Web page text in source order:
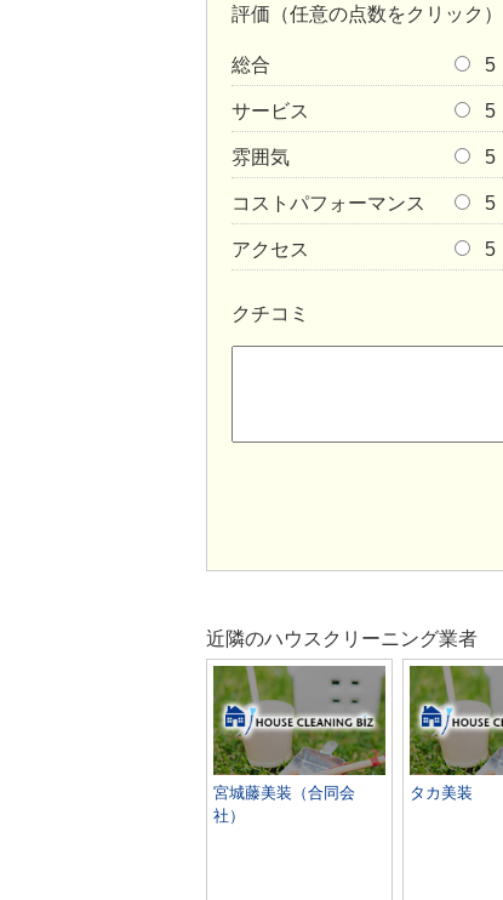
評価（任意の点数をクリック）
総合 5
サービス 5
雰囲気 5
コストパフォーマンス 5
アクセス 5
クチコミ
近隣のハウスクリーニング業者
宮城藤美装（合同会
社）
タカ美装